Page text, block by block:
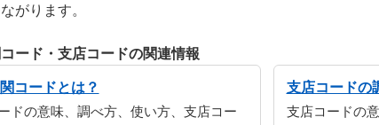
がります。
ード・支店コードの関連情報
コードとは？
ドの意味、調べ方、使い方、支店コー
支店コードの
支店コードの